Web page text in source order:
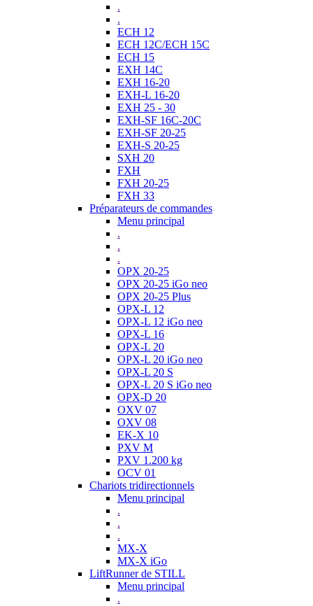
.
.
ECH 12
ECH 12C/ECH 15C
ECH 15
EXH 14C
EXH 16-20
EXH-L 16-20
EXH 25 - 30
EXH-SF 16C-20C
EXH-SF 20-25
EXH-S 20-25
SXH 20
FXH
FXH 20-25
FXH 33
Préparateurs de commandes
Menu principal
.
.
.
OPX 20-25
OPX 20-25 iGo neo
OPX 20-25 Plus
OPX-L 12
OPX-L 12 iGo neo
OPX-L 16
OPX-L 20
OPX-L 20 iGo neo
OPX-L 20 S
OPX-L 20 S iGo neo
OPX-D 20
OXV 07
OXV 08
EK-X 10
PXV M
PXV 1.200 kg
OCV 01
Chariots tridirectionnels
Menu principal
.
.
.
MX-X
MX-X iGo
LiftRunner de STILL
Menu principal
.